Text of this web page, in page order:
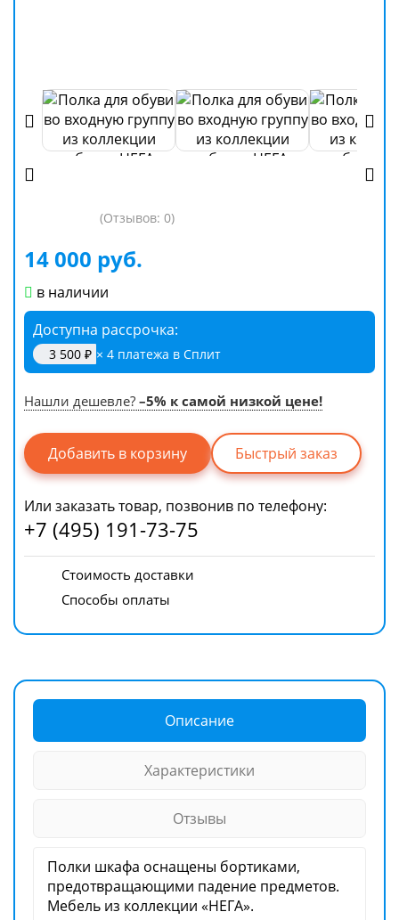
(Отзывов: 0)
14 000 руб.
в наличии
Доступна рассрочка
3 500 ₽ × 4 платежа в Сплит
Нашли дешевле? –5% к самой низкой цене!
Быстрый заказ
Или заказать товар, позвонив по телефону:
+7 (495) 191-73-75
Стоимость доставки
Способы оплаты
Описание
Характеристики
Отзывы
Полки шкафа оснащены бортиками,
предотвращающими падение предметов.
Мебель из коллекции «НЕГА».